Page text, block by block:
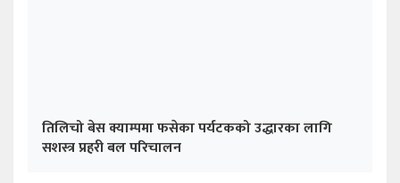
तिलिचो बेस क्याम्पमा फसेका पर्यटकको उद्धारका लागि
सशस्त्र प्रहरी बल परिचालन